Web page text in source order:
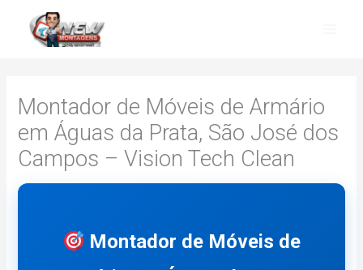
Montador de Móveis de Armário
em Águas da Prata, São José dos
Campos – Vision Tech Clean
Montador de Móveis de